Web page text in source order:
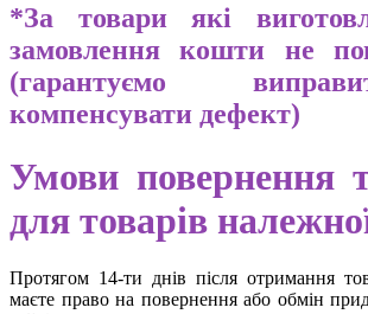
*За товари які
замовлення кошти не
(гарантуємо
компенсувати дефект)
Умови повернення
для товарів
Протягом 14-ти днів після отримання
маєте право на повернення або обмін